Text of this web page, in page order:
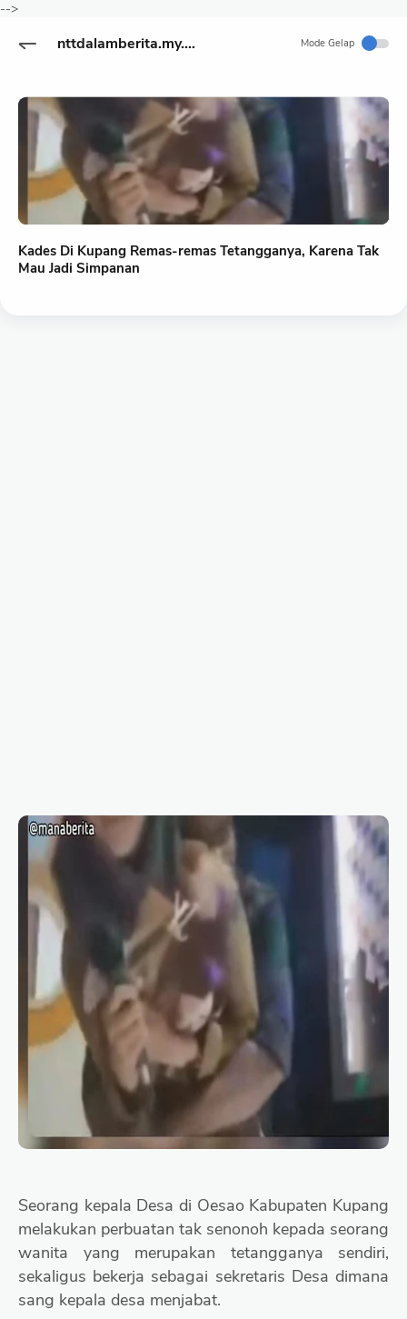
-->
nttdalamberita.my.id Mode Gelap
Kades Di Kupang Remas-remas Tetangganya, Karena Tak
Mau Jadi Simpanan
Seorang kepala Desa di Oesao Kabupaten Kupang
melakukan perbuatan tak senonoh kepada seorang
wanita yang merupakan tetangganya sendiri,
sekaligus bekerja sebagai sekretaris Desa dimana
sang kepala desa menjabat.